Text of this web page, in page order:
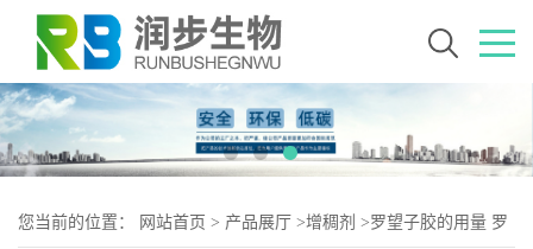
您当前的位置： 网站首页 > 产品展厅 >增稠剂 >罗望子胶的用量 罗